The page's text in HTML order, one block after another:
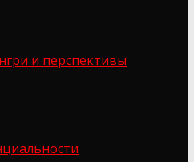
и перспективы